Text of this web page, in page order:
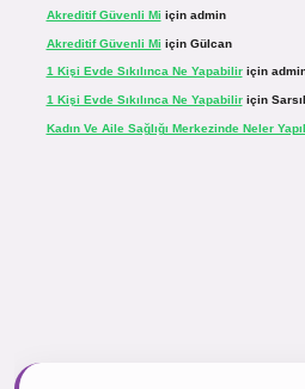
Akreditif Güvenli Mi için admin
Akreditif Güvenli Mi için Gülcan
1 Kişi Evde Sıkılınca Ne Yapabiliriçin
1 Kişi Evde Sıkılınca Ne Yapabiliriçin
Kadın Ve Aile Sağlığı Merkezinde Neler